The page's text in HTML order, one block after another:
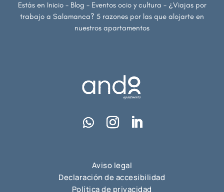
Estás en Inicio- Blog - Eventos ocio y cultura - ¿Viajas por
trabajo a Salamanca? 5 razones por las que alojarte en
nuestros apartamentos
Aviso legal
Declaración de accesibilidad
Política de privacidad